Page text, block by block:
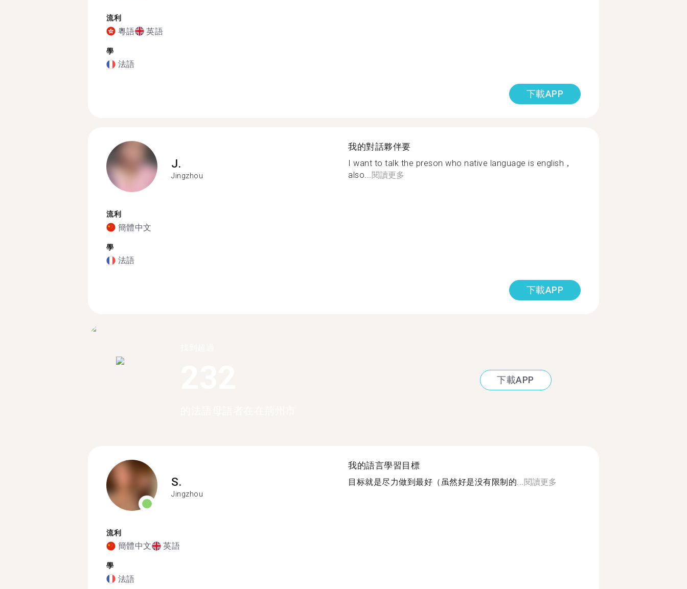
流利
粵語 英語
學
法語
下載APP
J.
Jingzhou
流利
簡體中文
學
法語
我的對話夥伴要
I want to talk the preson who native language is english，
also...閱讀更多
下載APP
下載APP
S.
Jingzhou
流利
簡體中文 英語
學
法語
我的語言學習目標
目标就是尽力做到最好（虽然好是没有限制的... 閱讀更多